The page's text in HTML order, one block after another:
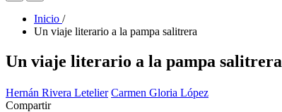
Inicio /
Un viaje literario a la pampa salitrera
Un viaje literario a la pampa salitrera
Hernán Rivera Letelier Carmen Gloria López
Compartir